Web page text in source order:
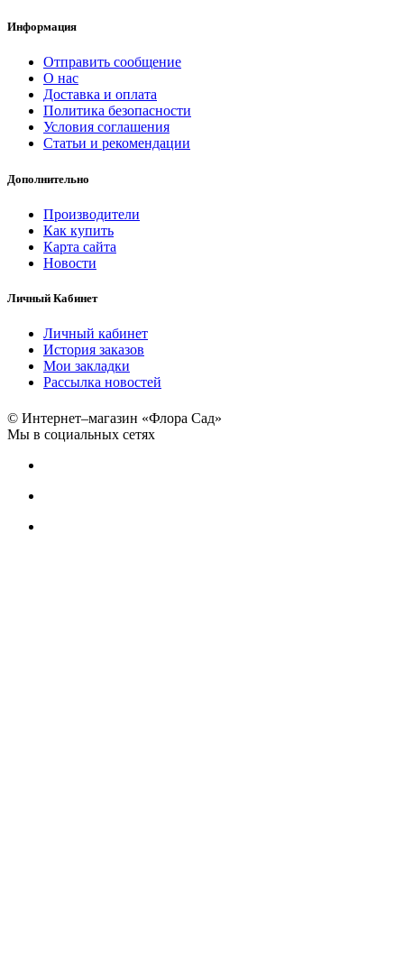
Информация
Отправить сообщение
О нас
Доставка и оплата
Политика безопасности
Условия соглашения
Статьи и рекомендации
Дополнительно
Производители
Как купить
Карта сайта
Новости
Личный Кабинет
Личный кабинет
История заказов
Мои закладки
Рассылка новостей
© Интернет–магазин «Флора Сад»
Мы в социальных сетях